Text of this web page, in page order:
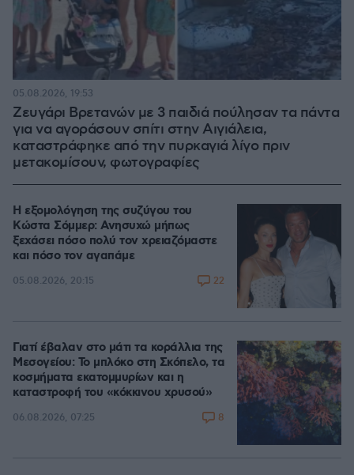
Ζευγάρι Βρετανών με 3 παιδιά πούλησαν τα πάντα
για να αγοράσουν σπίτι στην Αιγιάλεια,
καταστράφηκε από την πυρκαγιά λίγο πριν
μετακομίσουν, φωτογραφίες
05.08.2026, 19:53
Η εξομολόγηση της συζύγου του
Κώστα Σόμμερ: Ανησυχώ μήπως
ξεχάσει πόσο πολύ τον χρειαζόμαστε
και πόσο τον αγαπάμε
05.08.2026, 20:15 22
Γιατί έβαλαν στο μάτι τα κοράλλια της
Μεσογείου: Το μπλόκο στη Σκόπελο, τα
κοσμήματα εκατομμυρίων και η
καταστροφή του «κόκκινου χρυσού»
06.08.2026, 07:25 8